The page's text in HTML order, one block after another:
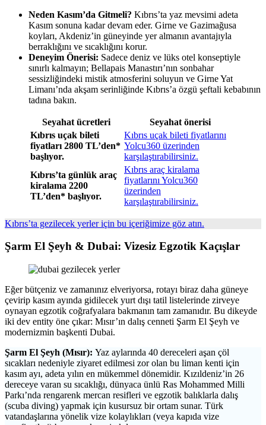
Neden Kasım’da Gitmeli? Kıbrıs’ta yaz mevsimi adeta
Kasım sonuna kadar devam eder. Girne ve Gazimağusa
koyları, Akdeniz’in güneyinde yer almanın avantajıyla
berraklığını ve sıcaklığını korur.
Deneyim Önerisi: Sadece deniz ve lüks otel konseptiyle
sınırlı kalmayın; Bellapais Manastırı’nın sonbahar
sessizliğindeki mistik atmosferini soluyun ve Girne Yat
Limanı’nda akşam serinliğinde Kıbrıs’a özgü şeftali kebabının
tadına bakın.
Seyahat ücretleri
Seyahat önerisi
Kıbrıs uçak bileti
fiyatları 2800 TL’den*
başlıyor.
Kıbrıs uçak bileti fiyatlarını
Yolcu360 üzerinden
karşılaştırabilirsiniz.
Kıbrıs’ta günlük araç
kiralama 2200
TL’den* başlıyor.
Kıbrıs araç kiralama
fiyatlarını Yolcu360
üzerinden
karşılaştırabilirsiniz.
Kıbrıs’ta gezilecek yerler için bu içeriğimize göz atın.
Şarm El Şeyh & Dubai: Vizesiz Egzotik Kaçışlar
Eğer bütçeniz ve zamanınız elveriyorsa, rotayı biraz daha güneye
çevirip kasım ayında gidilecek yurt dışı tatil listelerinde zirveye
oynayan egzotik coğrafyalara bakmanın tam zamanıdır. Bu dikeyde
iki dev entity öne çıkar: Mısır’ın dalış cenneti Şarm El Şeyh ve
modernizmin başkenti Dubai.
Şarm El Şeyh (Mısır): Yaz aylarında 40 dereceleri aşan çöl
sıcakları nedeniyle ziyaret edilmesi zor olan bu liman kenti için
kasım ayı, adeta yılın en mükemmel dönemidir. Kızıldeniz’in 26
dereceye varan su sıcaklığı, dünyaca ünlü Ras Mohammed Milli
Parkı’nda rengarenk mercan resifleri ve egzotik balıklarla dalış
(scuba diving) yapmak için kusursuz bir ortam sunar. Türk
vatandaşlarına yönelik vize kolaylıkları (veya kapıda vize